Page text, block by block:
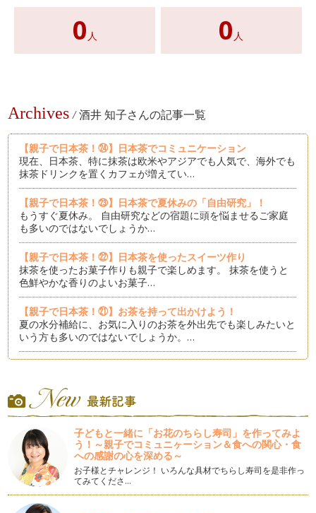
0 人 0 人
Archives / 酒井 知子さんの記事一覧
【親子で日本茶！㉔】日本茶でコミュニケーション
現在、日本茶、特に抹茶は欧米やアジアでも人気で、海外でも
抹茶ドリンクを置くカフェが増えてい…
【親子で日本茶！㉓】日本茶で夏休みの「自由研究」！
もうすぐ夏休み。 自由研究などの宿題に頭を悩ませるご家庭
も多いのではないでしょうか…
【親子で日本茶！㉒】日本茶を使ったスイーツ作り
抹茶を使ったお菓子作りも親子で楽しめます。 抹茶を使うと
色鮮やかな香りのよいお菓子…
【親子で日本茶！㉑】お茶を持って出かけよう！
夏の水分補給に、お気に入りのお茶を外出先でも楽しみたいと
いう方も多いのではないでしょうか。…
ュな清々しい爽やかな香りが特徴です…
【親子で日本茶！⑲】新茶の季節に茶摘み体験
夏も近づく八十八夜♪でおなじみの茶摘みの歌。 今年も新茶の
季節がやってきました！ …
【親子で日本茶！⑱】抹茶に合うお菓子とワンポイントマナー
抹茶に合うお菓子といえば、やはり和菓子です。 「上生菓
子」と…
子どもと一緒に「お花のちらし寿司」を作ってみよ
う！～親子でコミュニヶーション＆食への関心・食
への感謝の心を深める～
お子様とチャレンジ！ いろんな具材でちらし寿司を是非作っ
てみてくださ…